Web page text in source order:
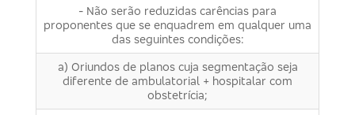
- Não serão reduzidas carências para
proponentes que se enquadrem em qualquer uma
das seguintes condições:
a) Oriundos de planos cuja segmentação seja
diferente de ambulatorial + hospitalar com
obstetrícia;